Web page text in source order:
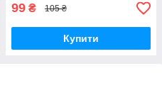
99 ₴ 105 ₴
Купити